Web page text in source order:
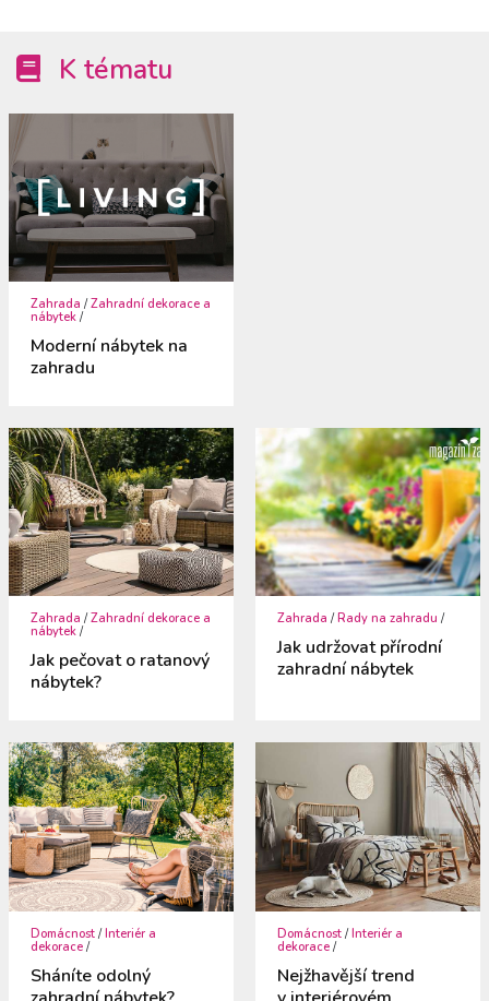
K tématu
Zahrada /Zahradní dekorace a
nábytek /
Moderní nábytek na
zahradu
Zahrada /Zahradní dekorace a
nábytek /
Jak pečovat o ratanový
nábytek?
Zahrada /Rady na zahradu /
Jak udržovat přírodní
zahradní nábytek
Domácnost /Interiér a
dekorace /
Sháníte odolný
Domácnost /Interiér a
dekorace /
Nejžhavější trend